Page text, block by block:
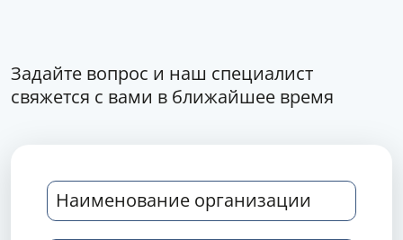
Задайте вопрос и наш специалист
свяжется с вами в ближайшее время